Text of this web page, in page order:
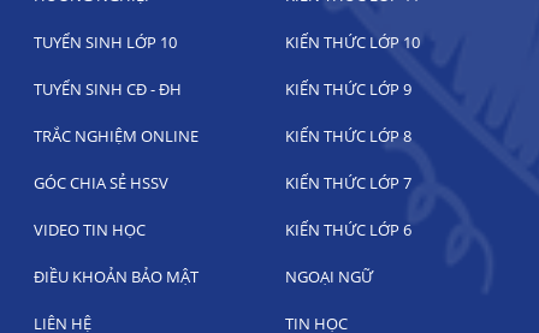
TUYỂN SINH LỚP 10 KIẾN THỨC LỚP 10
TUYỂN SINH CĐ - ĐH KIẾN THỨC LỚP 9
TRẮC NGHIỆM ONLINE KIẾN THỨC LỚP 8
GÓC CHIA SẺ HSSV KIẾN THỨC LỚP 7
VIDEO TIN HỌC KIẾN THỨC LỚP 6
ĐIỀU KHOẢN BẢO MẬT NGOẠI NGỮ
LIÊN HỆ TIN HỌC